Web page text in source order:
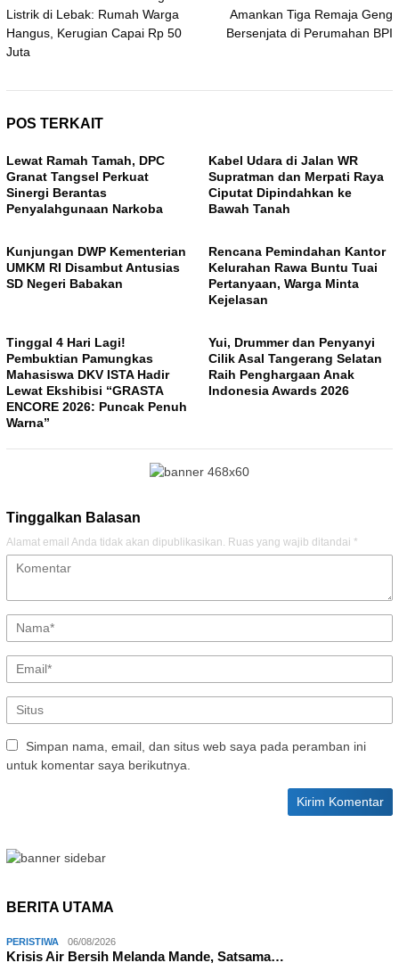
pos
Listrik di Lebak: Rumah Warga
Hangus, Kerugian Capai Rp 50
Juta
Amankan Tiga Remaja Geng
Bersenjata di Perumahan BPI
POS TERKAIT
Lewat Ramah Tamah, DPC
Granat Tangsel Perkuat
Sinergi Berantas
Penyalahgunaan Narkoba
Kabel Udara di Jalan WR
Supratman dan Merpati Raya
Ciputat Dipindahkan ke
Bawah Tanah
Kunjungan DWP Kementerian
UMKM RI Disambut Antusias
SD Negeri Babakan
Rencana Pemindahan Kantor
Kelurahan Rawa Buntu Tuai
Pertanyaan, Warga Minta
Kejelasan
Tinggal 4 Hari Lagi!
Pembuktian Pamungkas
Mahasiswa DKV ISTA Hadir
Lewat Ekshibisi “GRASTA
ENCORE 2026: Puncak Penuh
Warna”
Yui, Drummer dan Penyanyi
Cilik Asal Tangerang Selatan
Raih Penghargaan Anak
Indonesia Awards 2026
Tinggalkan Balasan
Alamat email Anda tidak akan dipublikasikan. Ruas yang wajib ditandai *
Simpan nama, email, dan situs web saya pada peramban ini
untuk komentar saya berikutnya.
BERITA UTAMA
PERISTIWA 06/08/2026
Krisis Air Bersih Melanda Mande, Satsama…